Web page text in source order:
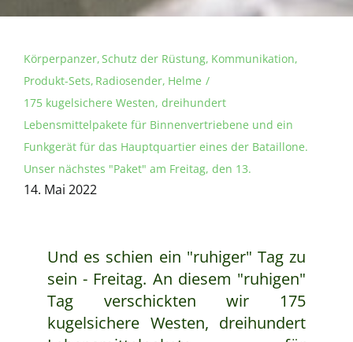
Körperpanzer Schutz der Rüstung Kommunikation
Produkt-Sets Radiosender Helme
175 kugelsichere Westen, dreihundert
Lebensmittelpakete für Binnenvertriebene und ein
Funkgerät für das Hauptquartier eines der Bataillone.
Unser nächstes "Paket" am Freitag, den 13.
14. Mai 2022
Und es schien ein "ruhiger" Tag zu
sein - Freitag. An diesem "ruhigen"
Tag verschickten wir 175
kugelsichere Westen, dreihundert